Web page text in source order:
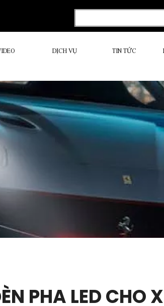
DỊCH VỤ TIN TỨC
PHA LED CHO